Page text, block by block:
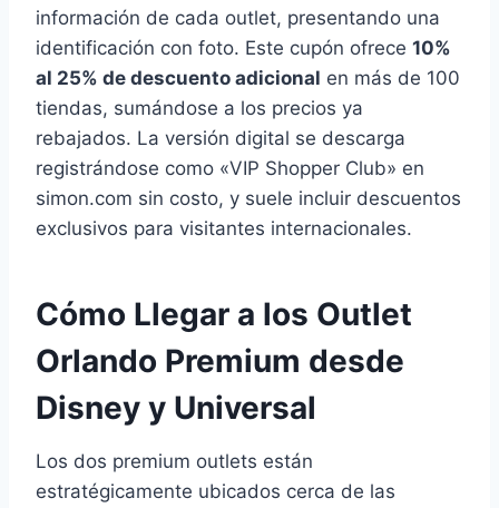
información de cada outlet, presentando una
identificación con foto. Este cupón ofrece 10%
al 25% de descuento adicional en más de 100
tiendas, sumándose a los precios ya
rebajados. La versión digital se descarga
registrándose como «VIP Shopper Club» en
simon.com sin costo, y suele incluir descuentos
exclusivos para visitantes internacionales.
Cómo Llegar a los Outlet
Orlando Premium desde
Disney y Universal
Los dos premium outlets están
estratégicamente ubicados cerca de las